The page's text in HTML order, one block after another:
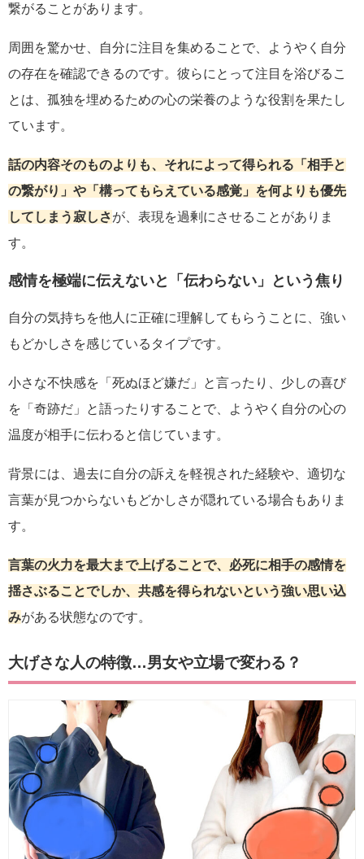
繋がることがあります。
周囲を驚かせ、自分に注目を集めることで、ようやく自分
の存在を確認できるのです。彼らにとって注目を浴びるこ
とは、孤独を埋めるための心の栄養のような役割を果たし
ています。
話の内容そのものよりも、それによって得られる「相手と
の繋がり」や「構ってもらえている感覚」を何よりも優先
してしまう寂しさが、表現を過剰にさせることがありま
す。
感情を極端に伝えないと「伝わらない」という焦り
自分の気持ちを他人に正確に理解してもらうことに、強い
もどかしさを感じているタイプです。
小さな不快感を「死ぬほど嫌だ」と言ったり、少しの喜び
を「奇跡だ」と語ったりすることで、ようやく自分の心の
温度が相手に伝わると信じています。
背景には、過去に自分の訴えを軽視された経験や、適切な
言葉が見つからないもどかしさが隠れている場合もありま
す。
言葉の火力を最大まで上げることで、必死に相手の感情を
揺さぶることでしか、共感を得られないという強い思い込
みがある状態なのです。
大げさな人の特徴…男女や立場で変わる？